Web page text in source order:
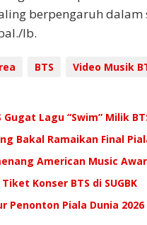
berpengaruh dalam
Ib.
BTS Video Musik
Lagu “Swim” Milik
Bakal Ramaikan Final
American Music
Konser BTS di SUGBK
Penonton Piala Dunia